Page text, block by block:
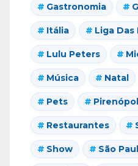
Gastronomia
Itália Liga Das
Lulu Peters
Música Natal
Pets
Restaurantes
Show São